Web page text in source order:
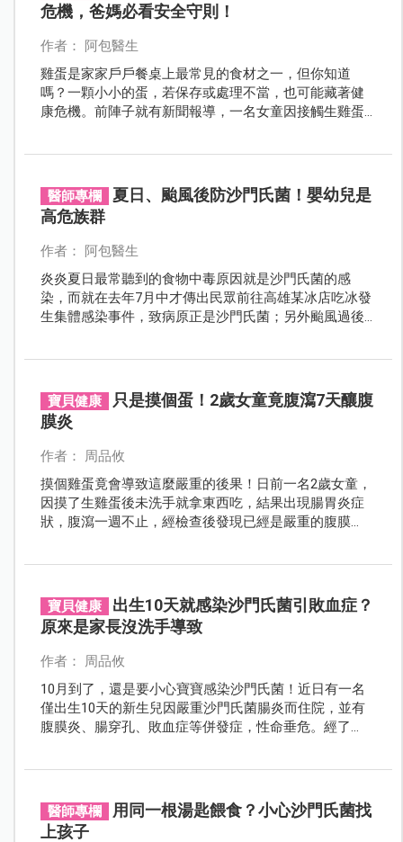
危機，爸媽必看安全守則！
作者： 阿包醫生
雞蛋是家家戶戶餐桌上最常見的食材之一，但你知道
嗎？一顆小小的蛋，若保存或處理不當，也可能藏著健
康危機。前陣子就有新聞報導，一名女童因接觸生雞蛋
來！
醫師專欄
夏日、颱風後防沙門氏菌！嬰幼兒是
高危族群
作者： 阿包醫生
炎炎夏日最常聽到的食物中毒原因就是沙門氏菌的感
染，而就在去年7月中才傳出民眾前往高雄某冰店吃冰發
生集體感染事件，致病原正是沙門氏菌；另外颱風過後
寶貝健康
只是摸個蛋！2歲女童竟腹瀉7天釀腹
膜炎
作者： 周品攸
摸個雞蛋竟會導致這麼嚴重的後果！日前一名2歲女童，
因摸了生雞蛋後未洗手就拿東西吃，結果出現腸胃炎症
狀，腹瀉一週不止，經檢查後發現已經是嚴重的腹膜
寶貝健康
出生10天就感染沙門氏菌引敗血症？
原來是家長沒洗手導致
作者： 周品攸
10月到了，還是要小心寶寶感染沙門氏菌！近日有一名
僅出生10天的新生兒因嚴重沙門氏菌腸炎而住院，並有
腹膜炎、腸穿孔、敗血症等併發症，性命垂危。經了
醫師專欄
用同一根湯匙餵食？小心沙門氏菌找
上孩子